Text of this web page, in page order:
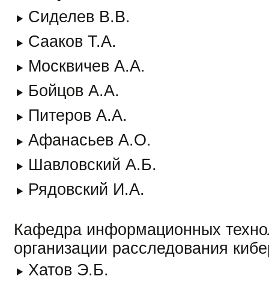
Сиделев В.В.
Сааков Т.А.
Москвичев А.А.
Бойцов А.А.
Питеров А.А.
Афанасьев А.О.
Шавловский А.Б.
Рядовский И.А.
Кафедра информационных
организации расследования
Хатов Э.Б.